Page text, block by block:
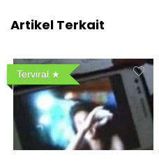
Artikel Terkait
Terviral